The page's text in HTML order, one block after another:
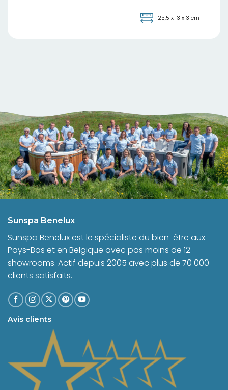
25,5 x 13 x 3 cm
Sunspa Benelux
Sunspa Benelux est le spécialiste du bien-être aux
Pays-Bas et en Belgique avec pas moins de 12
showrooms. Actif depuis 2005 avec plus de 70 000
clients satisfaits.
Avis clients